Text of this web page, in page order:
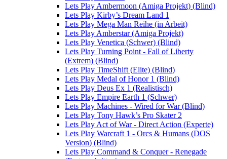
Lets Play Ambermoon (Amiga Projekt) (Blind)
Lets Play Kirby’s Dream Land 1
Lets Play Mega Man Reihe (in Arbeit)
Lets Play Amberstar (Amiga Projekt)
Lets Play Venetica (Schwer) (Blind)
Lets Play Turning Point - Fall of Liberty
(Extrem) (Blind)
Lets Play TimeShift (Elite) (Blind)
Lets Play Medal of Honor 1 (Blind)
Lets Play Deus Ex 1 (Realistisch)
Lets Play Empire Earth 1 (Schwer)
Lets Play Machines - Wired for War (Blind)
Lets Play Tony Hawk’s Pro Skater 2
Lets Play Act of War - Direct Action (Experte)
Lets Play Warcraft 1 - Orcs & Humans (DOS
Version) (Blind)
Lets Play Command & Conquer - Renegade